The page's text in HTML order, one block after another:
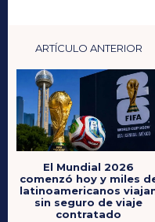
ARTÍCULO ANTERIOR
El Mundial 2026
comenzó hoy y miles
latinoamericanos
sin seguro de viaje
contratado